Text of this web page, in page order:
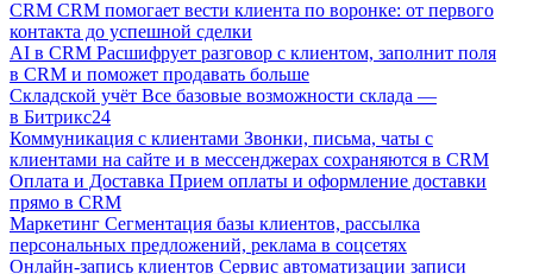
CRM CRM помогает вести клиента по воронке: от первого
контакта до успешной сделки
AI в CRM Расшифрует разговор с клиентом, заполнит поля
в CRM и поможет продавать больше
Складской учёт Все базовые возможности склада —
в Битрикс24
Коммуникация с клиентами Звонки, письма, чаты с
клиентами на сайте и в мессенджерах сохраняются в CRM
Оплата и Доставка Прием оплаты и оформление доставки
прямо в CRM
Маркетинг Сегментация базы клиентов, рассылка
персональных предложений, реклама в соцсетях
Онлайн-запись клиентов Сервис автоматизации записи